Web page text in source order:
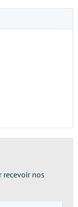
recevoir nos